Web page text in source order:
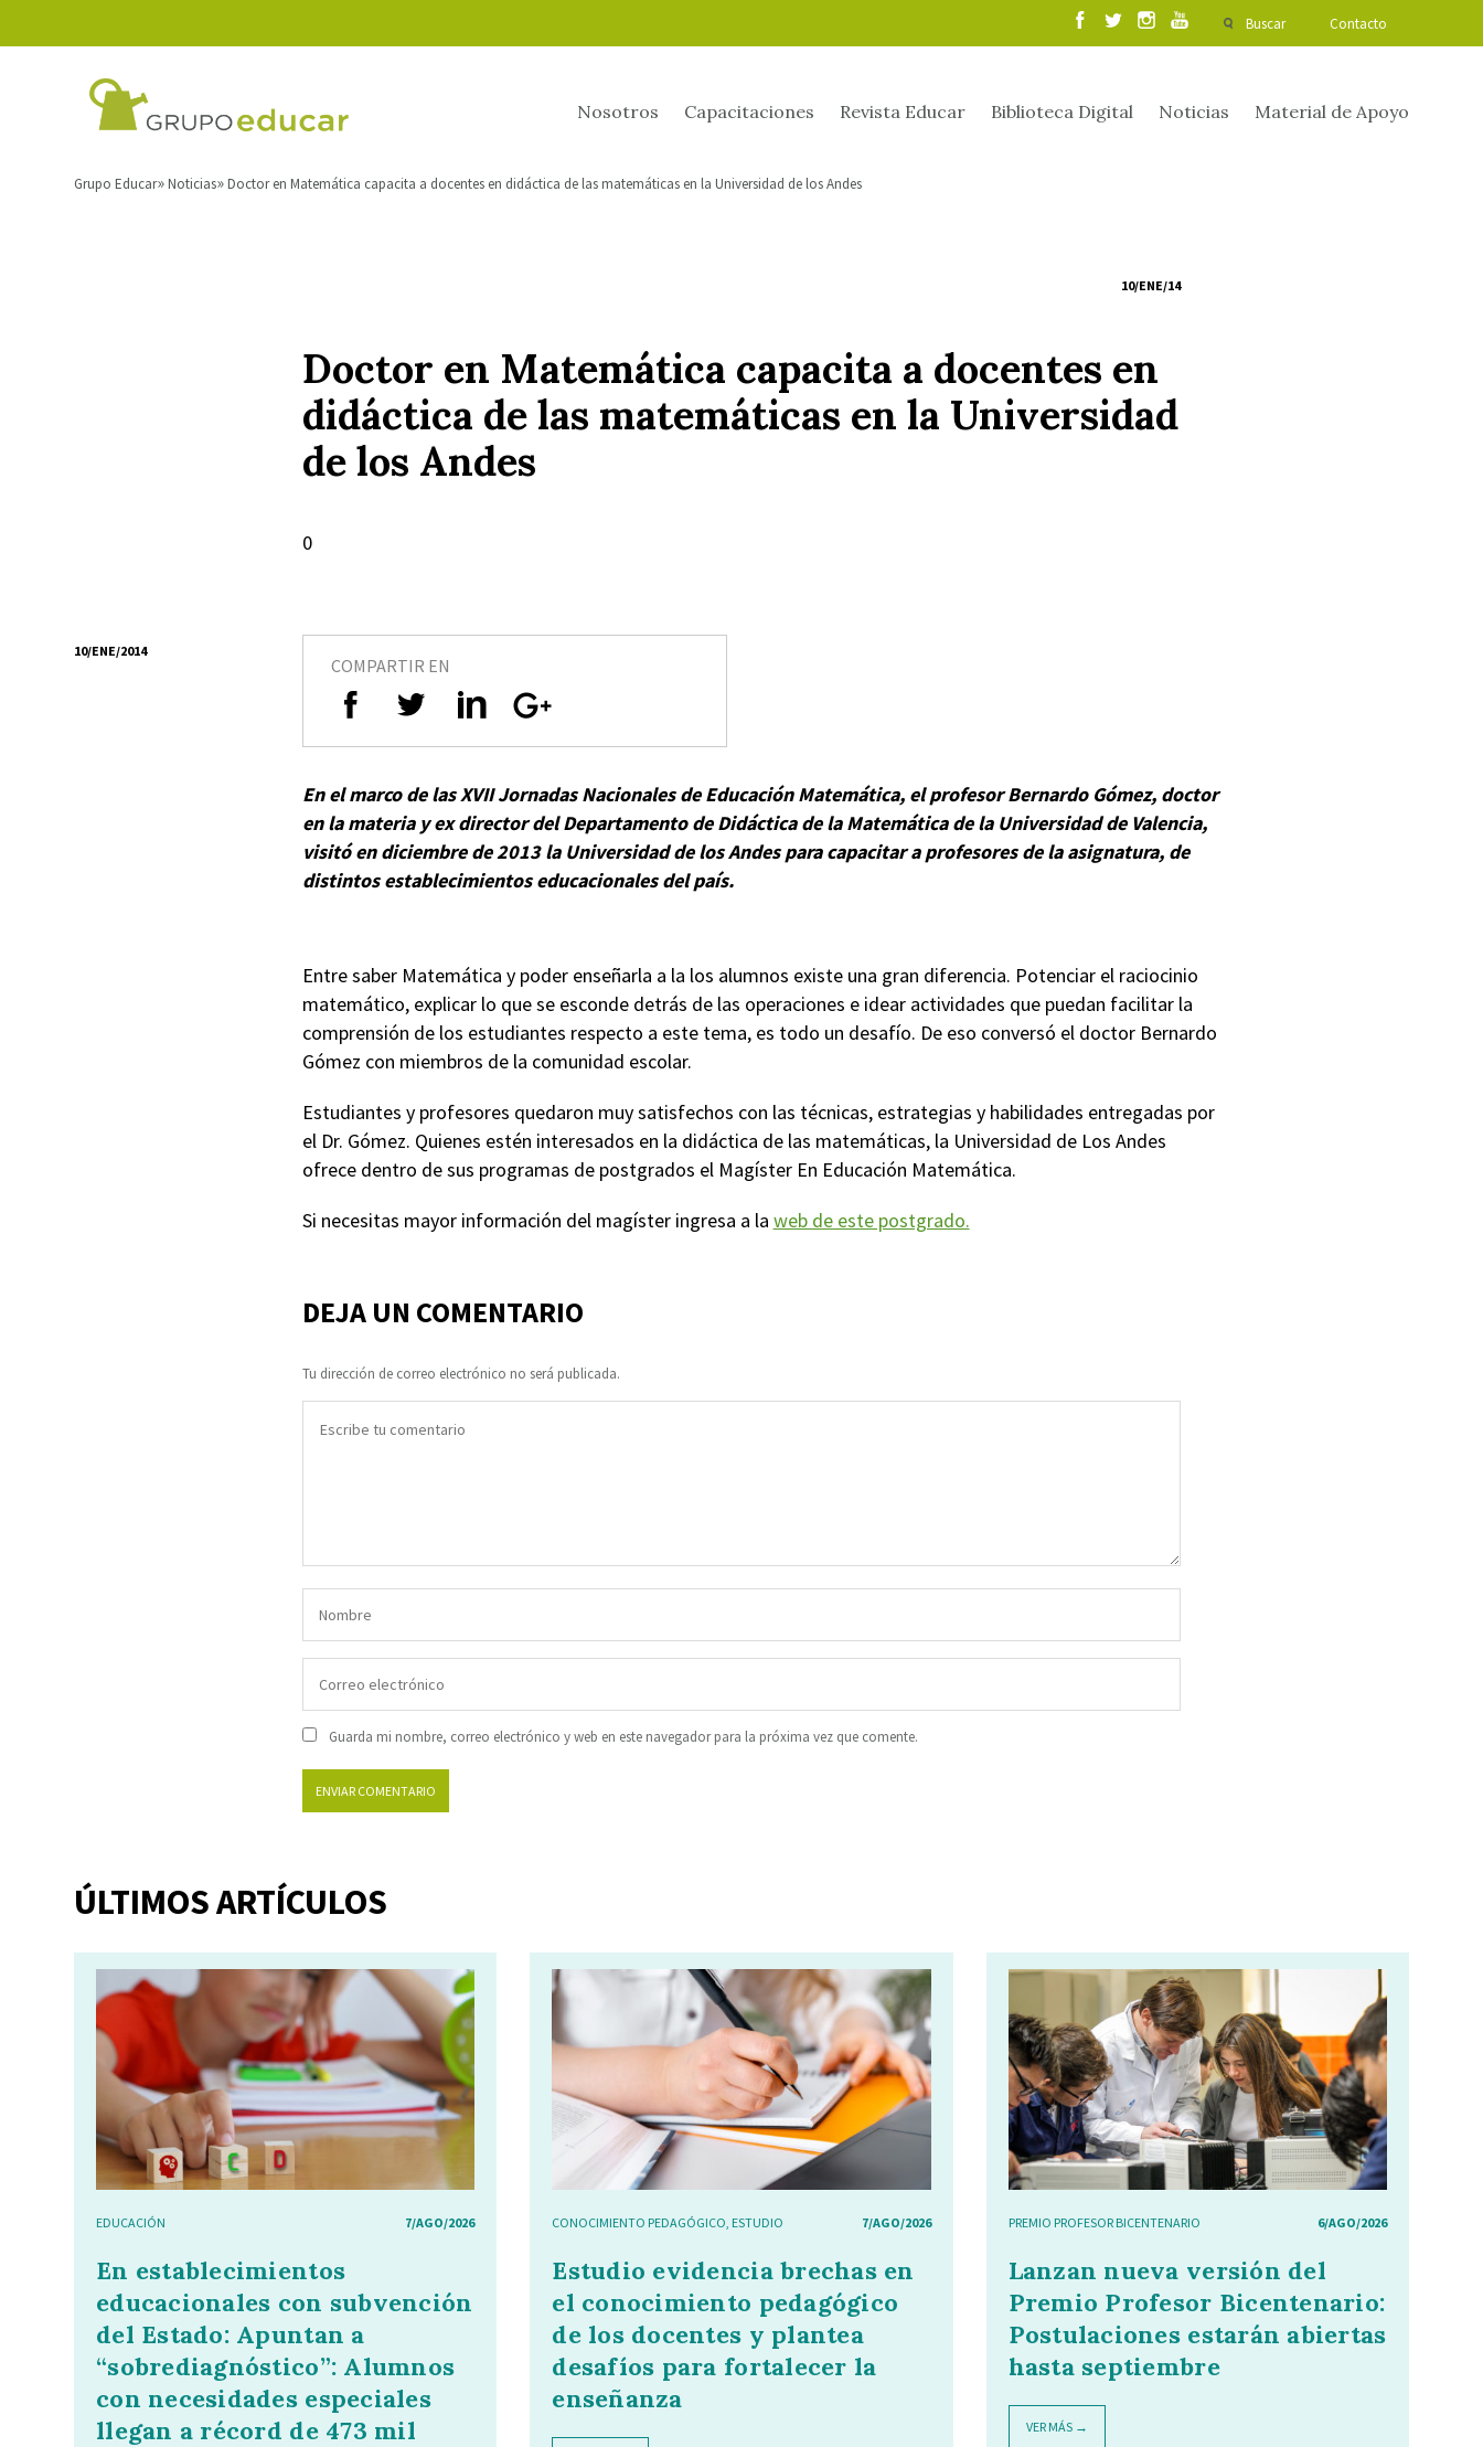
Buscar Contacto
Nosotros Capacitaciones Revista Educar Biblioteca Digital Noticias Material de Apoyo
Grupo Educar Noticias Doctor en Matemática capacita a docentes en didáctica de las matemáticas en la Universidad de los Andes
10/ENE/14
Doctor en Matemática capacita a docentes en
didáctica de las matemáticas en la Universidad
de los Andes
0
10/ENE/2014
COMPARTIR EN
En el marco de las XVII Jornadas Nacionales de Educación Matemática, el profesor Bernardo Gómez, doctor
en la materia y ex director del Departamento de Didáctica de la Matemática de la Universidad de Valencia,
visitó en diciembre de 2013 la Universidad de los Andes para capacitar a profesores de la asignatura, de
distintos establecimientos educacionales del país.
Entre saber Matemática y poder enseñarla a la los alumnos existe una gran diferencia. Potenciar el raciocinio
matemático, explicar lo que se esconde detrás de las operaciones e idear actividades que puedan facilitar la
comprensión de los estudiantes respecto a este tema, es todo un desafío. De eso conversó el doctor Bernardo
Gómez con miembros de la comunidad escolar.
Estudiantes y profesores quedaron muy satisfechos con las técnicas, estrategias y habilidades entregadas por
el Dr. Gómez. Quienes estén interesados en la didáctica de las matemáticas, la Universidad de Los Andes
ofrece dentro de sus programas de postgrados el Magíster En Educación Matemática.
Si necesitas mayor información del magíster ingresa a la web de este postgrado.
DEJA UN COMENTARIO
Tu dirección de correo electrónico no será publicada.
Guarda mi nombre, correo electrónico y web en este navegador para la próxima vez que comente.
ÚLTIMOS ARTÍCULOS
EDUCACIÓN 7/AGO/2026
En establecimientos
educacionales con subvención
del Estado: Apuntan a
“sobrediagnóstico”: Alumnos
con necesidades especiales
llegan a récord de 473 mil
CONOCIMIENTO PEDAGÓGICO, ESTUDIO 7/AGO/2026
Estudio evidencia brechas en
el conocimiento pedagógico
de los docentes y plantea
desafíos para fortalecer la
enseñanza
PREMIO PROFESOR BICENTENARIO 6/AGO/2026
Lanzan nueva versión del
Premio Profesor Bicentenario:
Postulaciones estarán abiertas
hasta septiembre
VER MÁS →